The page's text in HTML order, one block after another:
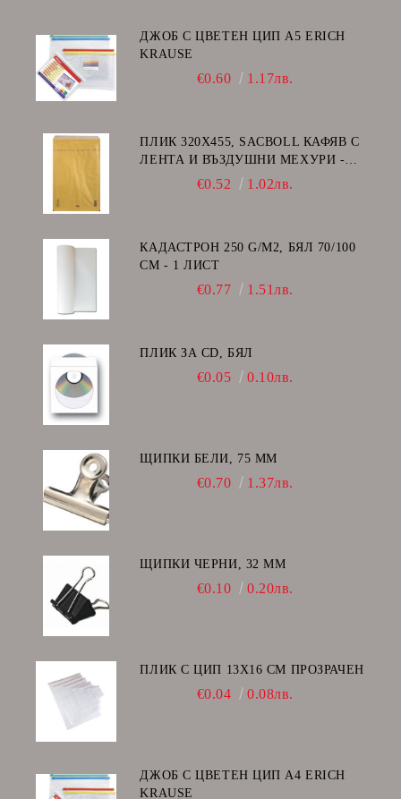
ДЖОБ С ЦВЕТЕН ЦИП A5 ERICH
KRAUSE
€0.60 1.17лв.
ПЛИК 320Х455, SACBOLL КАФЯВ С
ЛЕНТА И ВЪЗДУШНИ МЕХУРИ -
€0.52 1.02лв.
КАДАСТРОН 250 G/M2, БЯЛ 70/100
СМ - 1 ЛИСТ
€0.77 1.51лв.
ПЛИК ЗА CD, БЯЛ
€0.05 0.10лв.
ЩИПКИ БЕЛИ, 75 ММ
€0.70 1.37лв.
ЩИПКИ ЧЕРНИ, 32 ММ
€0.10 0.20лв.
ПЛИК С ЦИП 13X16 CM ПРОЗРАЧЕН
€0.04 0.08лв.
ДЖОБ С ЦВЕТЕН ЦИП А4 ERICH
KRAUSE